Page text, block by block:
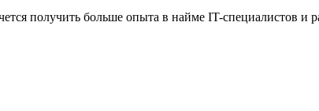
получить больше опыта в найме IT-специалистов и